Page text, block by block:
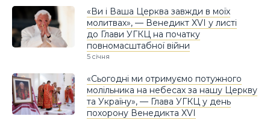
«Ви і Ваша Церква завжди в моїх
молитвах», — Венедикт XVI у листі
до Глави УГКЦ на початку
повномасштабної війни
5 січня
«Сьогодні ми отримуємо потужного
молільника на небесах за нашу Церкву
та Україну», — Глава УГКЦ у день
похорону Венедикта XVI